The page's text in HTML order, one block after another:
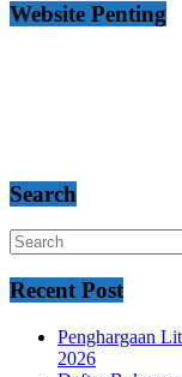
Website Penting
Search
Recent Post
Penghargaan
2026